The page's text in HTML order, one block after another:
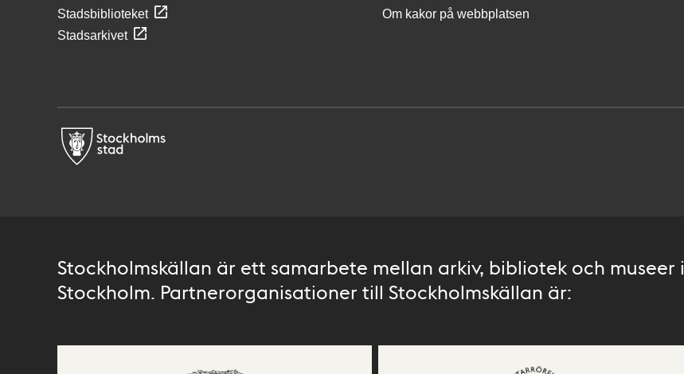
Stadsbiblioteket
Stadsarkivet
Om kakor på webbplatsen
Stockholmskällan är ett samarbete mellan arkiv, bibliotek och museer i
Stockholm. Partnerorganisationer till Stockholmskällan är: